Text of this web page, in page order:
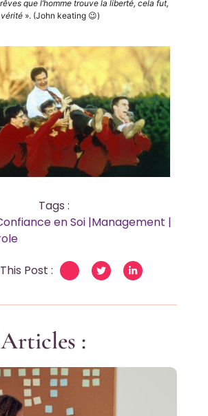
rêves que l’homme trouve la liberté, cela fut,
». (John keating 😉)
Tags :
en Soi|Management |
Post :
: